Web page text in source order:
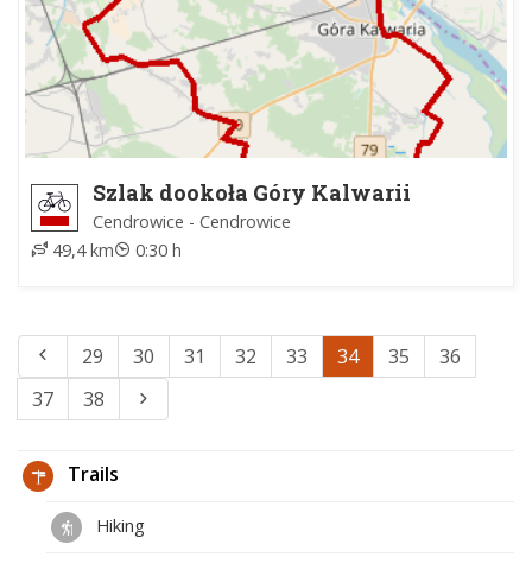
Szlak dookoła Góry Kalwarii
Cendrowice - Cendrowice
49,4 km
0:30 h
29 30 31 32 33 34 35
36
37
38
Trails
Hiking